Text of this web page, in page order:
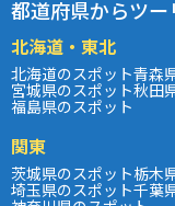
都道府県からツ
北海道・東北
北海道のスポット青森
宮城県のスポット秋田
福島県のスポット
関東
茨城県のスポット栃木
埼玉県のスポット千葉